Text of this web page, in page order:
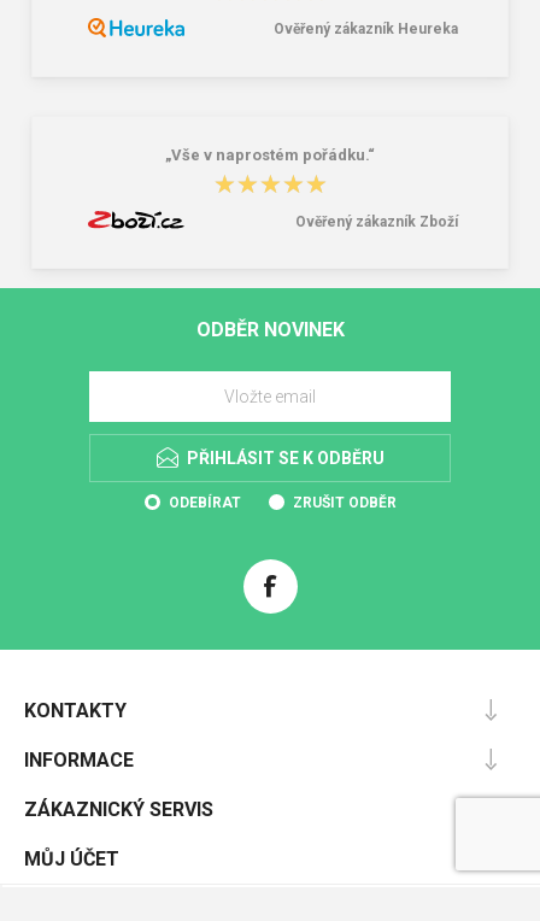
Ověřený zákazník Heureka
„Vše v naprostém pořádku.“
★★★★★
★★★★★
Ověřený zákazník Zboží
ODBĚR NOVINEK
PŘIHLÁSIT SE K ODBĚRU
ODEBÍRAT ZRUŠIT ODBĚR
KONTAKTY
INFORMACE
ZÁKAZNICKÝ SERVIS
MŮJ ÚČET